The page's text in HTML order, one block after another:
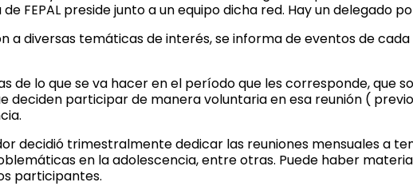
FEPAL preside junto a un equipo dicha red. Hay un delegado
a diversas temáticas de interés, se informa de eventos de
de lo que se va hacer en el período que les corresponde, que
deciden participar de manera voluntaria en esa reunión (
decidió trimestralmente dedicar las reuniones mensuales a
en la adolescencia, entre otras. Puede haber
participantes.